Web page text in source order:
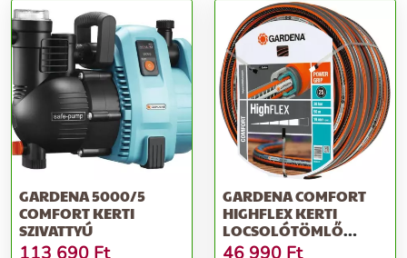
GARDENA 5000/5
COMFORT KERTI
SZIVATTYÚ
GARDENA COMFORT
HIGHFLEX KERTI
LOCSOLÓTÖMLŐ
3/4&QUOT; 50 M